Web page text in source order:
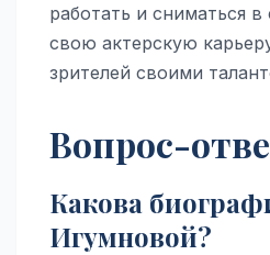
работать и сниматься
свою актерскую
зрителей своими
Вопрос-
Какова
Игумновой?